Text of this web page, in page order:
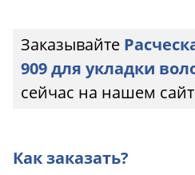
Заказывайте
909 для укладки
сейчас на нашем
Как заказать?